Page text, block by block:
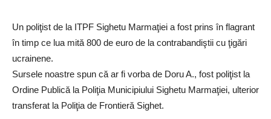
Un poliţist de la ITPF Sighetu Marmaţiei a fost prins în flagrant
în timp ce lua mită 800 de euro de la contrabandiştii cu ţigări
ucrainene.
Sursele noastre spun că ar fi vorba de Doru A., fost poliţist la
Ordine Publică la Poliţia Municipiului Sighetu Marmaţiei, ulterior
transferat la Poliţia de Frontieră Sighet.